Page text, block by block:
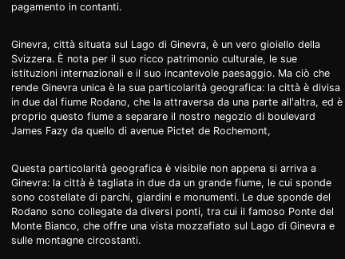
pagamento in contanti.
Ginevra, città situata sul Lago di Ginevra, è un vero gioiello della
Svizzera. È nota per il suo ricco patrimonio culturale, le sue
istituzioni internazionali e il suo incantevole paesaggio. Ma ciò che
rende Ginevra unica è la sua particolarità geografica: la città è divisa
in due dal fiume Rodano, che la attraversa da una parte all'altra, ed è
proprio questo fiume a separare il nostro negozio di boulevard
James Fazy da quello di avenue Pictet de Rochemont,
Questa particolarità geografica è visibile non appena si arriva a
Ginevra: la città è tagliata in due da un grande fiume, le cui sponde
sono costellate di parchi, giardini e monumenti. Le due sponde del
Rodano sono collegate da diversi ponti, tra cui il famoso Ponte del
Monte Bianco, che offre una vista mozzafiato sul Lago di Ginevra e
sulle montagne circostanti.